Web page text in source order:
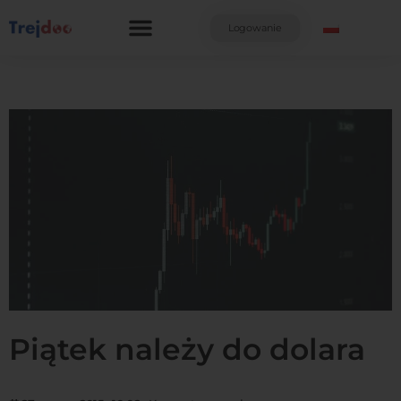
do
Logowanie
Piątek należy do dolara